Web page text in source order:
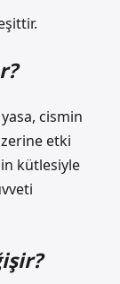
cismin
etki
kütlesiyle